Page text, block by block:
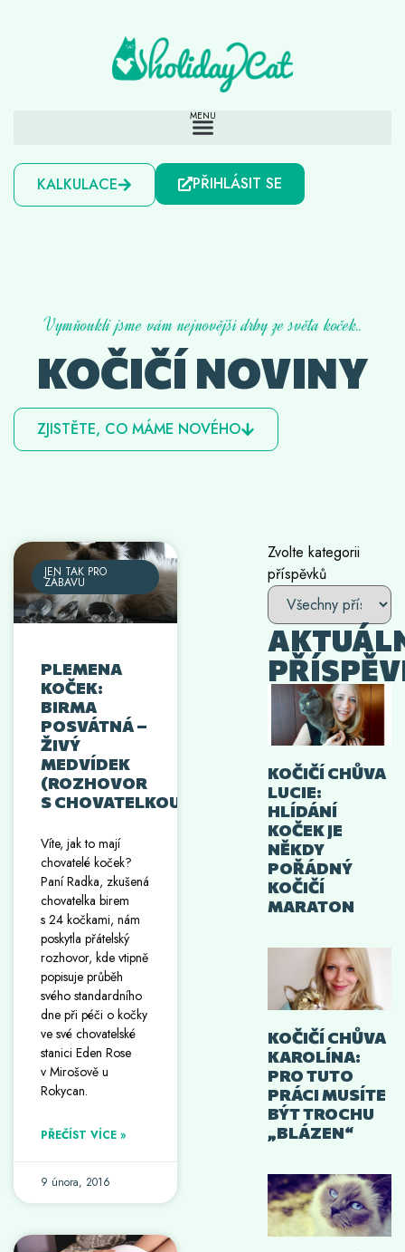
KALKULACE PŘIHLÁSIT SE
Vymňoukli jsme vám nejnovější drby ze světa koček..
KOČIČÍ NOVINY
ZJISTĚTE, CO MÁME NOVÉHO
Zvolte kategorii
příspěvků
KOČIČÍ CHŮVA
LUCIE:
HLÍDÁNÍ
KOČEK JE
NĚKDY
POŘÁDNÝ
KOČIČÍ
MARATON
KOČIČÍ CHŮVA
KAROLÍNA:
PRO TUTO
PRÁCI MUSÍTE
BÝT TROCHU
„BLÁZEN“
JEN TAK PRO
ZÁBAVU
PLEMENA
KOČEK:
BIRMA
POSVÁTNÁ –
ŽIVÝ
MEDVÍDEK
(ROZHOVOR
S CHOVATELKOU)
Víte, jak to mají
chovatelé koček?
Paní Radka, zkušená
chovatelka birem
s 24 kočkami, nám
poskytla přátelský
rozhovor, kde vtipně
popisuje průběh
svého standardního
dne při péči o kočky
ve své chovatelské
stanici Eden Rose
v Mirošově u
Rokycan.
PŘEČÍST VÍCE »
9 února, 2016